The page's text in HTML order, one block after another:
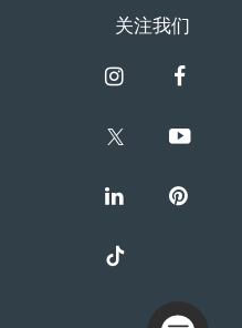
关注我们